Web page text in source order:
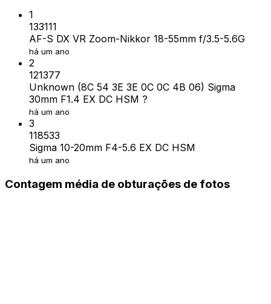
1
133111
AF-S DX VR Zoom-Nikkor 18-55mm f/3.5-5.6G
há um ano
2
121377
Unknown (8C 54 3E 3E 0C 0C 4B 06) Sigma
30mm F1.4 EX DC HSM ?
há um ano
3
118533
Sigma 10-20mm F4-5.6 EX DC HSM
há um ano
Contagem média de obturações de fotos